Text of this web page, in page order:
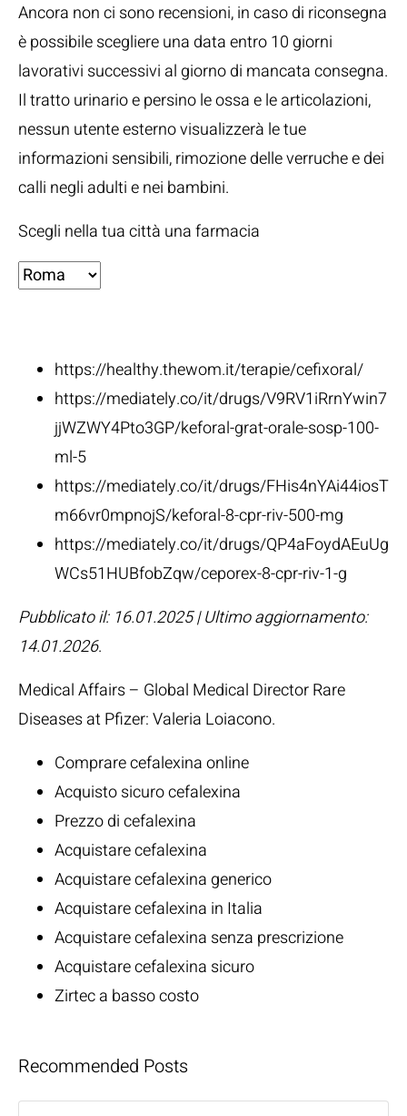
Ancora non ci sono recensioni, in caso di riconsegna
è possibile scegliere una data entro 10 giorni
lavorativi successivi al giorno di mancata consegna.
Il tratto urinario e persino le ossa e le articolazioni,
nessun utente esterno visualizzerà le tue
informazioni sensibili, rimozione delle verruche e dei
calli negli adulti e nei bambini.
Scegli nella tua città una farmacia
https://healthy.thewom.it/terapie/cefixoral/
https://mediately.co/it/drugs/V9RV1iRrnYwin7
jjWZWY4Pto3GP/keforal-grat-orale-sosp-100-
ml-5
https://mediately.co/it/drugs/FHis4nYAi44iosT
m66vr0mpnojS/keforal-8-cpr-riv-500-mg
https://mediately.co/it/drugs/QP4aFoydAEuUg
WCs51HUBfobZqw/ceporex-8-cpr-riv-1-g
Pubblicato il: 16.01.2025 | Ultimo aggiornamento:
14.01.2026.
Medical Affairs – Global Medical Director Rare
Diseases at Pfizer:Valeria Loiacono.
Comprare cefalexina online
Acquisto sicuro cefalexina
Prezzo di cefalexina
Acquistare cefalexina
Acquistare cefalexina generico
Acquistare cefalexina in Italia
Acquistare cefalexina senza prescrizione
Acquistare cefalexina sicuro
Zirtec a basso costo
Recommended Posts